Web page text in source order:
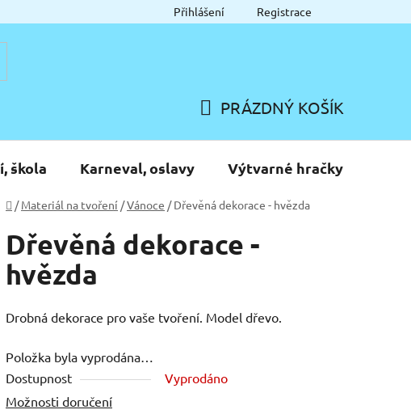
Přihlášení Registrace
KOŠÍK
PRÁZDNÝ KOŠÍK
škola Karneval, oslavy Výtvarné hračky
Domů
/ Materiál na tvoření /Vánoce / Dřevěná dekorace - hvězda
Dřevěná dekorace -
hvězda
Drobná dekorace pro vaše tvoření. Model dřevo.
Položka byla vyprodána…
Dostupnost
Vyprodáno
Možnosti doručení